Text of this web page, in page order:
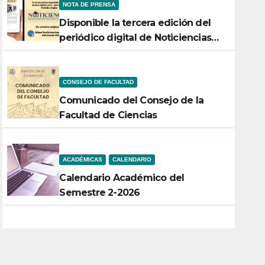
NOTA DE PRENSA
Disponible la tercera edición del
periódico digital de Noticiencias
CONSEJO DE FACULTAD
Comunicado del Consejo de la
Facultad de Ciencias
ACADÉMICAS CALENDARIO
Calendario Académico del
Semestre 2-2026